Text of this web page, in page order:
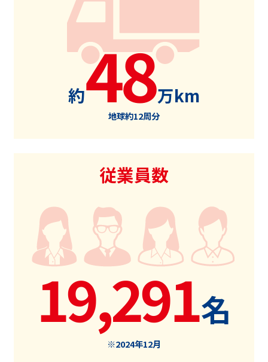
約48万km
地球約12周分
従業員数
19,291名
※2024年12月